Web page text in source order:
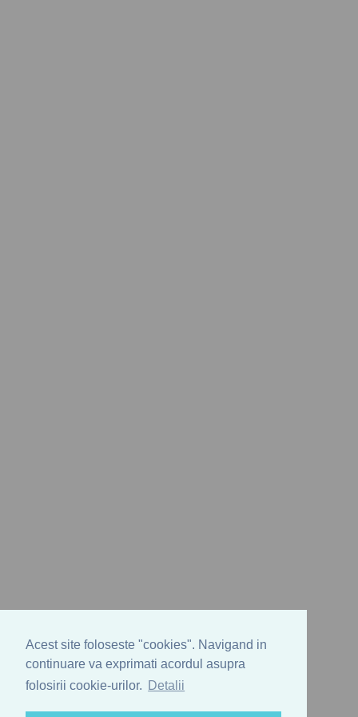
Acest site foloseste "cookies". Navigand in
continuare va exprimati acordul asupra
folosirii cookie-urilor.
Detalii